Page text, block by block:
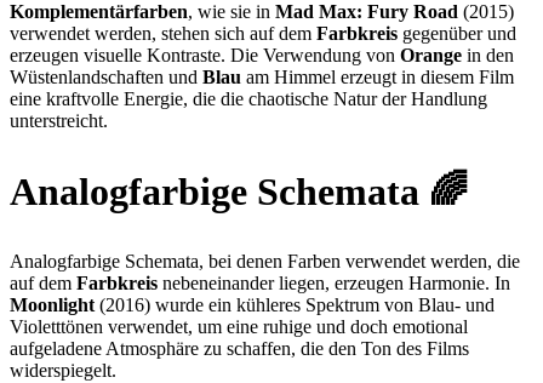
Komplementärfarben, wie sie in Mad Max: Fury Road (2015)
verwendet werden, stehen sich auf dem Farbkreis gegenüber und
erzeugen visuelle Kontraste. Die Verwendung von Orange in den
Wüstenlandschaften und Blau am Himmel erzeugt in diesem Film
eine kraftvolle Energie, die die chaotische Natur der Handlung
unterstreicht.
Analogfarbige Schemata 🌈
Analogfarbige Schemata, bei denen Farben verwendet werden, die
auf dem Farbkreis nebeneinander liegen, erzeugen Harmonie. In
Moonlight (2016) wurde ein kühleres Spektrum von Blau- und
Violetttönen verwendet, um eine ruhige und doch emotional
aufgeladene Atmosphäre zu schaffen, die den Ton des Films
widerspiegelt.